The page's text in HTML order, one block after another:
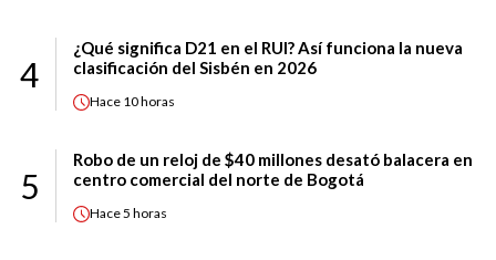
4
¿Qué significa D21 en el RUI? Así funciona la nueva
clasificación del Sisbén en 2026
Hace 10 horas
5
Robo de un reloj de $40 millones desató balacera en
centro comercial del norte de Bogotá
Hace5 horas